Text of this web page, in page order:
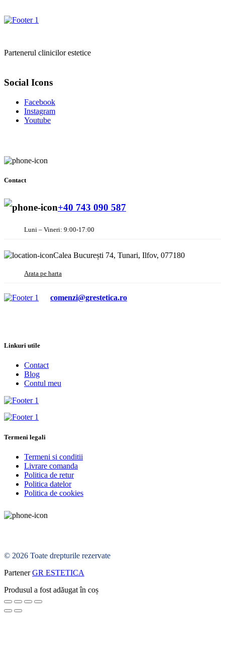
Partenerul clinicilor estetice
Social Icons
Facebook
Instagram
Youtube
Contact
+40 743 090 587
Luni – Vineri: 9:00-17:00
Calea București 74, Tunari, Ilfov, 077180
Arata pe harta
comenzi@grestetica.ro
Linkuri utile
Contact
Blog
Contul meu
Termeni legali
Termeni si conditii
Livrare comanda
Politica de retur
Politica datelor
Politica de cookies
© 2026 Toate drepturile rezervate
PartenerGR ESTETICA
Produsul a fost adăugat în coș